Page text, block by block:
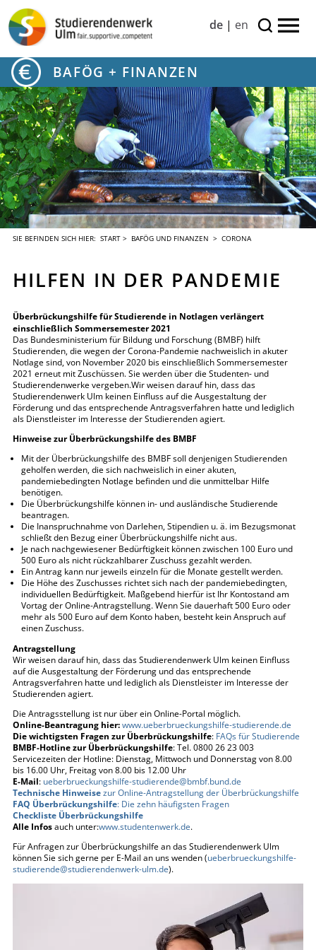
de| en
BAFÖG + FINANZEN
SIE BEFINDEN SICH HIER: START> BAFÖG UND FINANZEN > CORONA
HILFEN IN DER PANDEMIE
Überbrückungshilfe für Studierende in Notlagen verlängert
einschließlich Sommersemester 2021
Das Bundesministerium für Bildung und Forschung (BMBF) hilft
Studierenden, die wegen der Corona-Pandemie nachweislich in akuter
Notlage sind, von November 2020 bis einschließlich Sommersemester
2021 erneut mit Zuschüssen. Sie werden über die Studenten- und
Studierendenwerke vergeben.Wir weisen darauf hin, dass das
Studierendenwerk Ulm keinen Einfluss auf die Ausgestaltung der
Förderung und das entsprechende Antragsverfahren hatte und lediglich
als Dienstleister im Interesse der Studierenden agiert.
Hinweise zur Überbrückungshilfe des BMBF
Mit der Überbrückungshilfe des BMBF soll denjenigen Studierenden
geholfen werden, die sich nachweislich in einer akuten,
pandemiebedingten Notlage befinden und die unmittelbar Hilfe
benötigen.
Die Überbrückungshilfe können in- und ausländische Studierende
beantragen.
Die Inanspruchnahme von Darlehen, Stipendien u. ä. im Bezugsmonat
schließt den Bezug einer Überbrückungshilfe nicht aus.
Je nach nachgewiesener Bedürftigkeit können zwischen 100 Euro und
500 Euro als nicht rückzahlbarer Zuschuss gezahlt werden.
Ein Antrag kann nur jeweils einzeln für die Monate gestellt werden.
Die Höhe des Zuschusses richtet sich nach der pandemiebedingten,
individuellen Bedürftigkeit. Maßgebend hierfür ist Ihr Kontostand am
Vortag der Online-Antragstellung. Wenn Sie dauerhaft 500 Euro oder
mehr als 500 Euro auf dem Konto haben, besteht kein Anspruch auf
einen Zuschuss.
Antragstellung
Wir weisen darauf hin, dass das Studierendenwerk Ulm keinen Einfluss
auf die Ausgestaltung der Förderung und das entsprechende
Antragsverfahren hatte und lediglich als Dienstleister im Interesse der
Studierenden agiert.
Die Antragsstellung ist nur über ein Online-Portal möglich.
Online-Beantragung hier: www.ueberbrueckungshilfe-studierende.de
Die wichtigsten Fragen zur Überbrückungshilfe:FAQs für Studierende
BMBF-Hotline zur Überbrückungshilfe: Tel. 0800 26 23 003
Servicezeiten der Hotline: Dienstag, Mittwoch und Donnerstag von 8.00
bis 16.00 Uhr, Freitag von 8.00 bis 12.00 Uhr
E-Mail: ueberbrueckungshilfe-studierende@bmbf.bund.de
Technische Hinweisezur Online-Antragstellung der Überbrückungshilfe
FAQ Überbrückungshilfe: Die zehn häufigsten Fragen
Checkliste Überbrückungshilfe
Alle Infosauch unter:www.studentenwerk.de.
Für Anfragen zur Überbrückungshilfe an das Studierendenwerk Ulm
können Sie sich gerne per E-Mail an uns wenden (ueberbrueckungshilfe-
studierende@studierendenwerk-ulm.de).